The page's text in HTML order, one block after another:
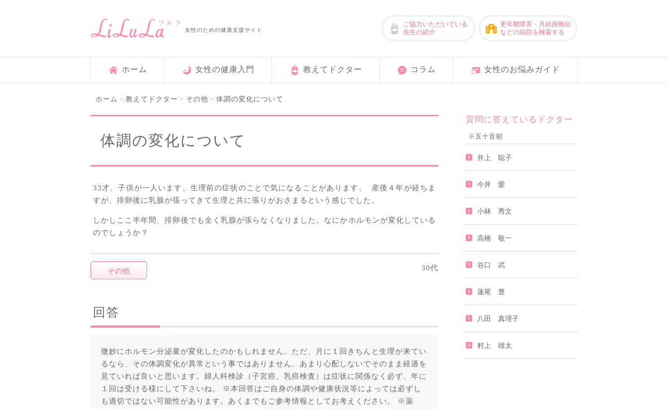
女性のための健康支援サイト
ご協力いただいている
先生の紹介
更年期障害・月経困難症
などの病院を検索する
ホーム 女性の健康入門 教えてドクター コラム 女性のお悩みガイド
ホーム > 教えてドクター > その他 > 体調の変化について
体調の変化について
33才、子供が一人います。生理前の症状のことで気になることがあります。 産後４年が経ちま
すが、排卵後に乳腺が張ってきて生理と共に張りがおさまるという感じでした。
しかしここ半年間、排卵後でも全く乳腺が張らなくなりました。なにかホルモンが変化している
のでしょうか？
その他 30代
回答
微妙にホルモン分泌量が変化したのかもしれません。ただ、月に１回きちんと生理が来てい
るなら、その体調変化が異常という事ではありません。あまり心配しないでそのまま経過を
見ていれば良いと思います。婦人科検診（子宮癌、乳癌検査）は症状に関係なく必ず、年に
１回は受ける様にして下さいね。 ※本回答はご自身の体調や健康状況等によっては必ずし
も適切ではない可能性があります。あくまでもご参考情報としてお考えください。 ※薬
質問に答えているドクター
※五十音順
井上 聡子
今井 愛
小林 秀文
高橋 敬一
谷口 武
蓮尾 豊
八田 真理子
村上 雄太